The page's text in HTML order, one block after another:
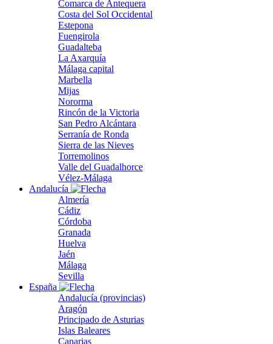
Comarca de Antequera
Costa del Sol Occidental
Estepona
Fuengirola
Guadalteba
La Axarquía
Málaga capital
Marbella
Mijas
Nororma
Rincón de la Victoria
San Pedro Alcántara
Serranía de Ronda
Sierra de las Nieves
Torremolinos
Valle del Guadalhorce
Vélez-Málaga
Andalucía
Almería
Cádiz
Córdoba
Granada
Huelva
Jaén
Málaga
Sevilla
España
Andalucía (provincias)
Aragón
Principado de Asturias
Islas Baleares
Canarias